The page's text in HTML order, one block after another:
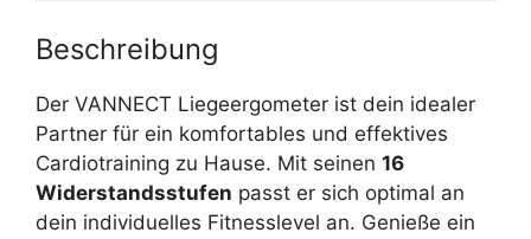
Beschreibung
Der VANNECT Liegeergometer ist dein idealer
Partner für ein komfortables und effektives
Cardiotraining zu Hause. Mit seinen 16
Widerstandsstufen passt er sich optimal an
dein individuelles Fitnesslevel an. Genieße ein